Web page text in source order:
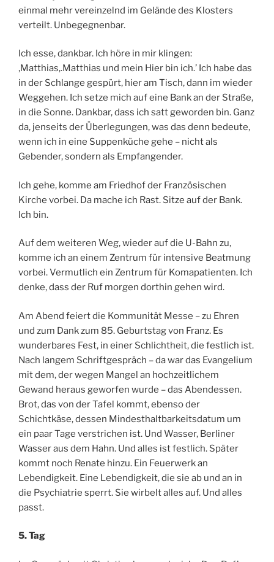
einmal mehr vereinzelnd im Gelände des Klosters
verteilt. Unbegegnenbar.
Ich esse, dankbar. Ich höre in mir klingen:
‚Matthias,.Matthias und mein Hier bin ich.’ Ich habe das
in der Schlange gespürt, hier am Tisch, dann im wieder
Weggehen. Ich setze mich auf eine Bank an der Straße,
in die Sonne. Dankbar, dass ich satt geworden bin. Ganz
da, jenseits der Überlegungen, was das denn bedeute,
wenn ich in eine Suppenküche gehe – nicht als
Gebender, sondern als Empfangender.
Ich gehe, komme am Friedhof der Französischen
Kirche vorbei. Da mache ich Rast. Sitze auf der Bank.
Ich bin.
Auf dem weiteren Weg, wieder auf die U-Bahn zu,
komme ich an einem Zentrum für intensive Beatmung
vorbei. Vermutlich ein Zentrum für Komapatienten. Ich
denke, dass der Ruf morgen dorthin gehen wird.
Am Abend feiert die Kommunität Messe – zu Ehren
und zum Dank zum 85. Geburtstag von Franz. Es
wunderbares Fest, in einer Schlichtheit, die festlich ist.
Nach langem Schriftgespräch – da war das Evangelium
mit dem, der wegen Mangel an hochzeitlichem
Gewand heraus geworfen wurde – das Abendessen.
Brot, das von der Tafel kommt, ebenso der
Schichtkäse, dessen Mindesthaltbarkeitsdatum um
ein paar Tage verstrichen ist. Und Wasser, Berliner
Wasser aus dem Hahn. Und alles ist festlich. Später
kommt noch Renate hinzu. Ein Feuerwerk an
Lebendigkeit. Eine Lebendigkeit, die sie ab und an in
die Psychiatrie sperrt. Sie wirbelt alles auf. Und alles
passt.
5. Tag